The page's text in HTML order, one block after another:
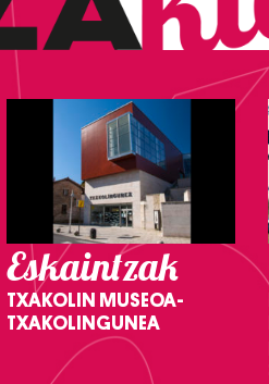
Eskaintzak
TXAKOLIN MUSEOA-
TXAKOLINGUNEA